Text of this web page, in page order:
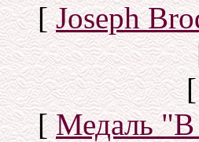
[Joseph
[Медаль